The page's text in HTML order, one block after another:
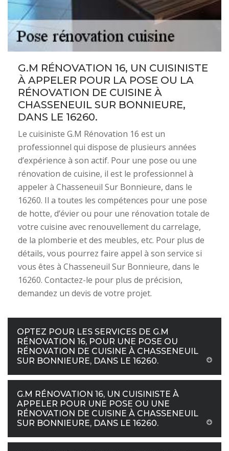
G.M RÉNOVATION 16, UN CUISINISTE
À APPELER POUR LA POSE OU LA
RÉNOVATION DE CUISINE À
CHASSENEUIL SUR BONNIEURE,
DANS LE 16260.
Le cuisiniste G.M Rénovation 16 est un
professionnel qui dispose de plusieurs années
d’expérience à son actif. Pour une pose ou une
rénovation de cuisine, il est le professionnel à
appeler à Chasseneuil Sur Bonnieure, dans le
16260. Il a toutes les compétences pour une pose
de hotte, d’évier ou pour une rénovation totale de
votre cuisine avec renouvellement du carrelage,
de la plomberie et des meubles, etc. Pour plus de
détails, vous pourrez faire appel à son service si
vous êtes à Chasseneuil Sur Bonnieure, dans le
16260. Contactez-le pour plus de précision,
demandez un devis de votre projet.
OPTEZ POUR LES SERVICES DE G.M
RÉNOVATION 16, POUR UNE POSE OU
RÉNOVATION DE CUISINE À CHASSENEUIL
SUR BONNIEURE, DANS LE 16260.
G.M RÉNOVATION 16, UN CUISINISTE À
APPELER POUR UNE POSE OU UNE
RÉNOVATION DE CUISINE À CHASSENEUIL
SUR BONNIEURE, DANS LE 16260.